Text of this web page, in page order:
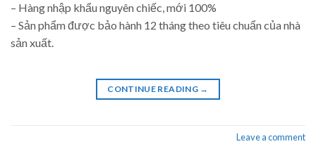
– Hàng nhập khẩu nguyên chiếc, mới 100%
– Sản phẩm được bảo hành 12 tháng theo tiêu chuẩn của nhà
sản xuất.
CONTINUE READING →
Leave a comment